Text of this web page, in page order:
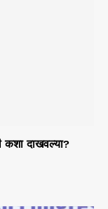
कशा दाखवल्या?